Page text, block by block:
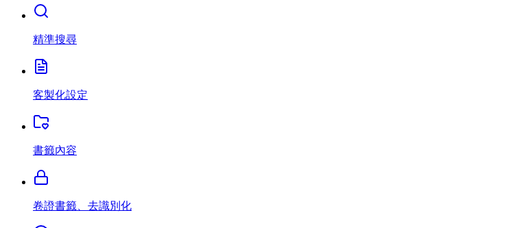
精準搜尋
客製化設定
書籤內容
卷證書籤、去識別化